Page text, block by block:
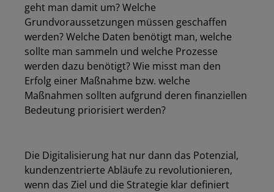
geht man damit um? Welche
Grundvoraussetzungen müssen geschaffen
werden? Welche Daten benötigt man, welche
sollte man sammeln und welche Prozesse
werden dazu benötigt? Wie misst man den
Erfolg einer Maßnahme bzw. welche
Maßnahmen sollten aufgrund deren finanziellen
Bedeutung priorisiert werden?
Die Digitalisierung hat nur dann das Potenzial,
kundenzentrierte Abläufe zu revolutionieren,
wenn das Ziel und die Strategie klar definiert